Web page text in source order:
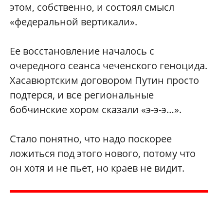
этом, собственно, и состоял смысл
«федеральной вертикали».
Ее восстановление началось с
очередного сеанса чеченского геноцида.
Хасавюртским договором Путин просто
подтерся, и все региональные
бобчинские хором сказали «э-э-э…».
Стало понятно, что надо поскорее
ложиться под этого нового, потому что
он хотя и не пьет, но краев не видит.